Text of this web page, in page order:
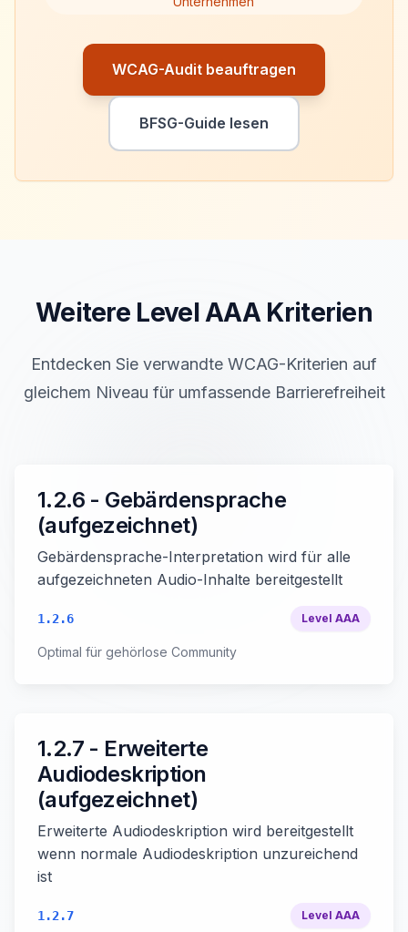
WCAG-Audit beauftragen
BFSG-Guide lesen
Weitere LevelAAAKriterien
Entdecken Sie verwandte WCAG-Kriterien auf
gleichem Niveau für umfassende Barrierefreiheit
1.2.6 - Gebärdensprache
(aufgezeichnet)
Gebärdensprache-Interpretation wird für alle
aufgezeichneten Audio-Inhalte bereitgestellt
1.2.6 Level AAA
Optimal für gehörlose Community
1.2.7 - Erweiterte
Audiodeskription
(aufgezeichnet)
Erweiterte Audiodeskription wird bereitgestellt
wenn normale Audiodeskription unzureichend
ist
1.2.7 Level AAA